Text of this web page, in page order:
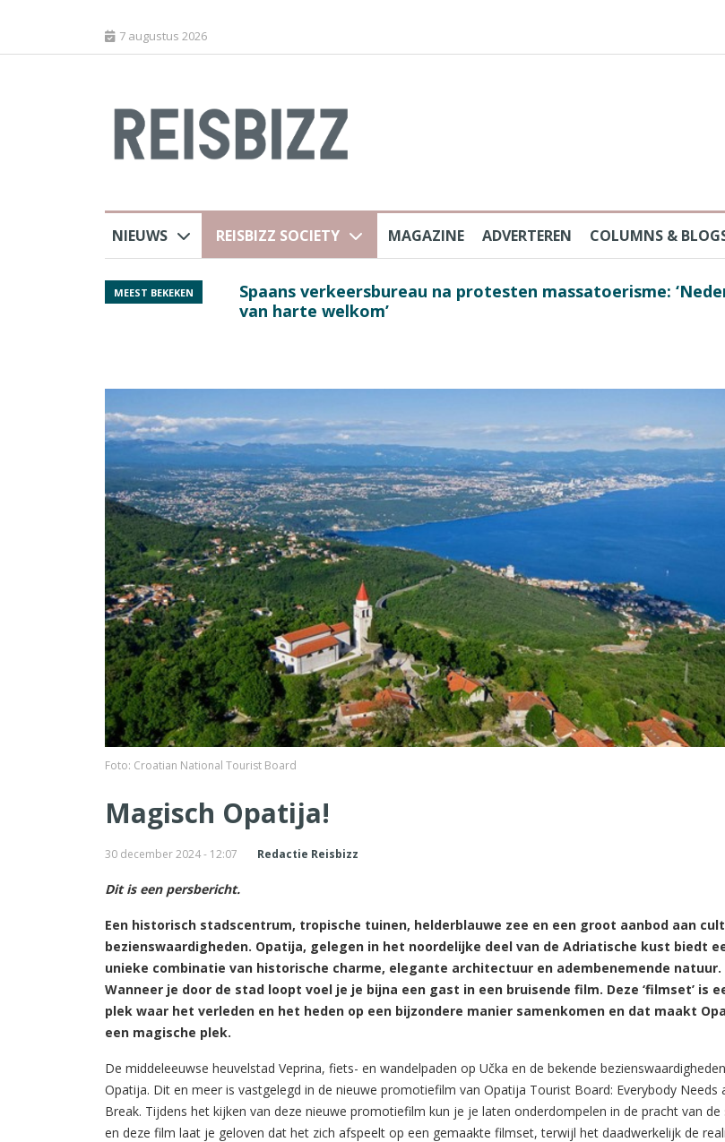
7 augustus 2026
NIEUWS REISBIZZ SOCIETY MAGAZINE ADVERTEREN COLUMNS &
MEEST BEKEKEN
Spaans verkeersbureau na protesten massatoerisme:
van harte welkom’
Foto: Croatian National Tourist Board
Magisch Opatija!
30 december 2024 - 12:07 Redactie Reisbizz
Dit is een persbericht.
Een historisch stadscentrum, tropische tuinen, helderblauwe zee en een groot aanbod aan
bezienswaardigheden. Opatija, gelegen in het noordelijke deel van de Adriatische kust biedt
unieke combinatie van historische charme, elegante architectuur en adembenemende natuur.
Wanneer je door de stad loopt voel je je bijna een gast in een bruisende film. Deze ‘filmset’ is
plek waar het verleden en het heden op een bijzondere manier samenkomen en dat maakt
een magische plek.
De middeleeuwse heuvelstad Veprina, fiets- en wandelpaden op Učka en de bekende
Opatija. Dit en meer is vastgelegd in de nieuwe promotiefilm van Opatija Tourist Board: Everybody Needs
Break. Tijdens het kijken van deze nieuwe promotiefilm kun je je laten onderdompelen in de pracht van de
en deze film laat je geloven dat het zich afspeelt op een gemaakte filmset, terwijl het daadwerkelijk de